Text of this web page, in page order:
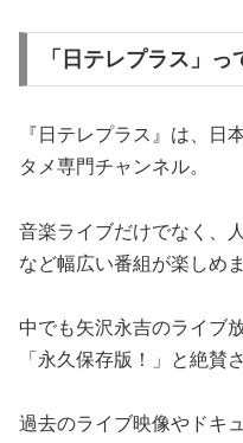
「日テレプラス」
『日テレプラス』は、日
タメ専門チャンネル。
音楽ライブだけでなく、
など幅広い番組が楽しめま
中でも矢沢永吉のライブ
「永久保存版！」と絶賛
過去のライブ映像やドキ